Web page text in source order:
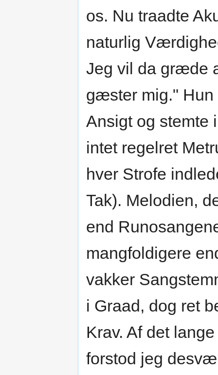
os. Nu traadte
naturlig
Jeg vil da græde
gæster mig."
Ansigt og stemte
intet regelret
hver Strofe
Tak). Melodien,
end
mangfoldigere
vakker
i Graad, dog ret
Krav. Af det
forstod jeg